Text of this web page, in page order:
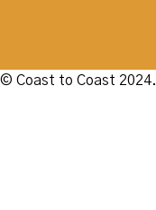
© Coast to Coast 2024.